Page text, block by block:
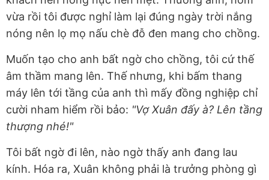
vừa rồi tôi được nghỉ làm lại đúng ngày trời nắng
nóng nên lọ mọ nấu chè đỗ đen mang cho chồng.
Muốn tạo cho anh bất ngờ cho chồng, tôi cứ thế
âm thầm mang lên. Thế nhưng, khi bấm thang
máy lên tới tầng của anh thì mấy đồng nghiệp chỉ
cười nham hiểm rồi bảo: "Vợ Xuân đấy à? Lên tầng
thượng nhé!"
Tôi bất ngờ đi lên, nào ngờ thấy anh đang lau
kính. Hóa ra, Xuân không phải là trưởng phòng gì